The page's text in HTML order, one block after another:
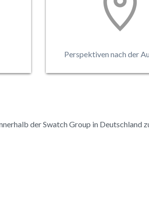
Perspektiven nach der
Nach der Ausbildungszeit
Dir viele
beruflichen
der Swatch Group in Deutschland